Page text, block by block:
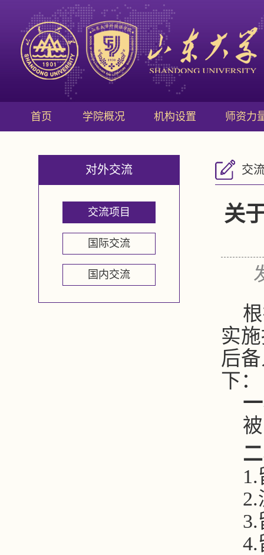
首页 学院概况 机构设置 师资力
对外交流
交流项目
国际交流
国内交流
交
关
实
后
下：
1.
2.
3.
4.